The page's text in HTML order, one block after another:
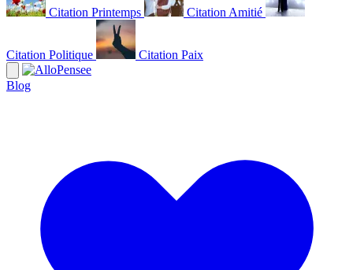
Citation Printemps Citation Amitié
Citation Politique Citation Paix
Blog